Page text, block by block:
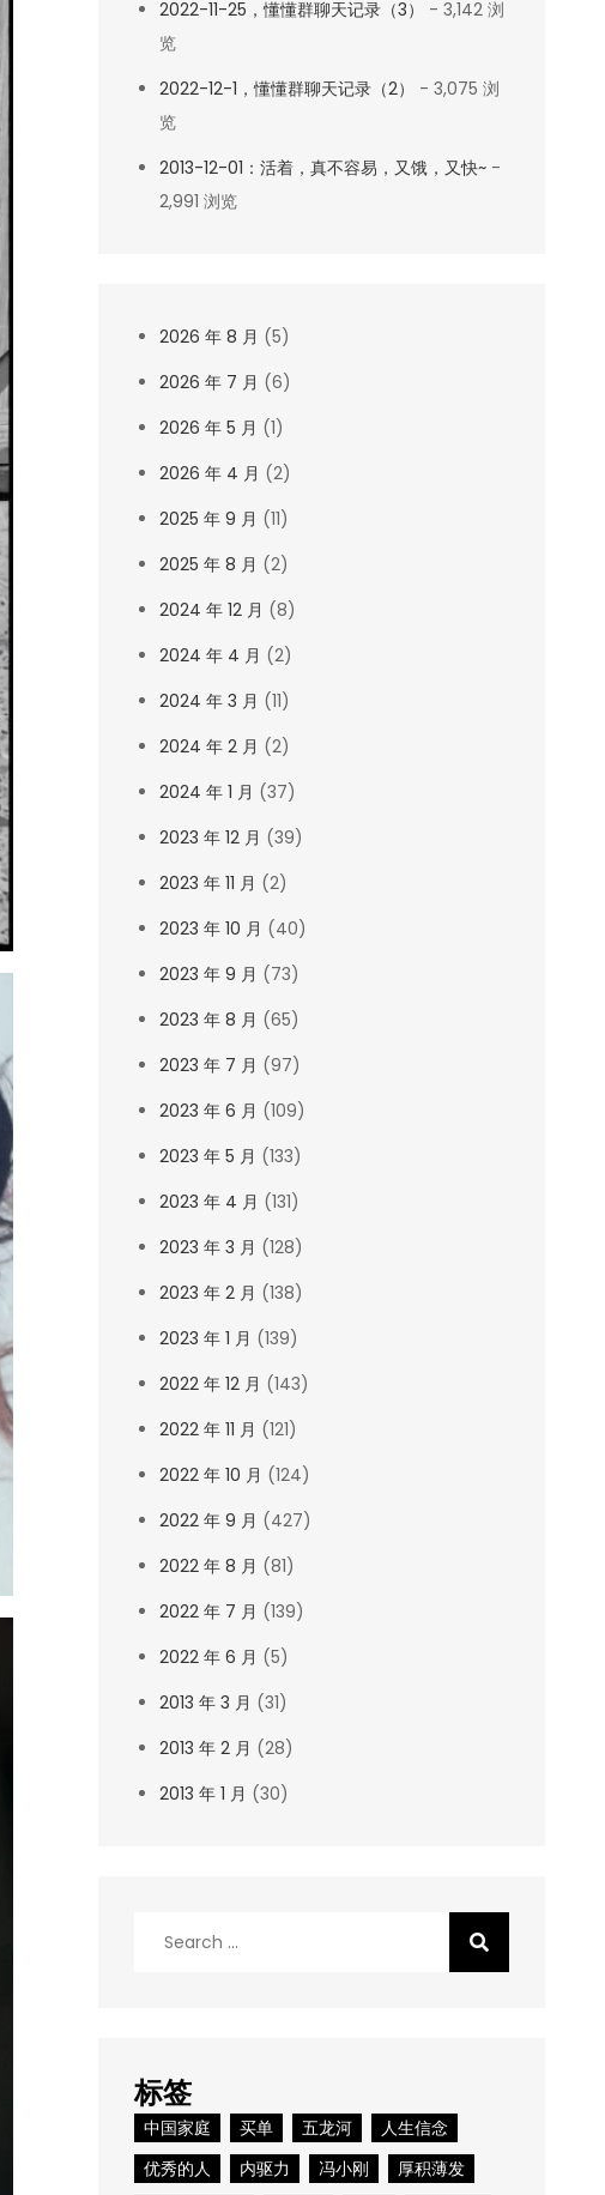
2022-11-25，懂懂群聊天记录（3）
- 3,142 浏
览
2022-12-1，懂懂群聊天记录（2）
- 3,075 浏
览
2013-12-01：活着，真不容易，又饿，又快~-
2,991 浏览
2026 年 8 月 (5)
2026 年 7 月 (6)
2026 年 5 月 (1)
2026 年 4 月 (2)
2025 年 9 月 (11)
2025 年 8 月 (2)
2024 年 12 月 (8)
2024 年 4 月 (2)
2024 年 3 月 (11)
2024 年 2 月 (2)
2024 年 1 月 (37)
2023 年 12 月 (39)
2023 年 11 月 (2)
2023 年 10 月 (40)
2023 年 9 月 (73)
2023 年 8 月 (65)
2023 年 7 月 (97)
2023 年 6 月 (109)
2023 年 5 月 (133)
2023 年 4 月 (131)
2023 年 3 月 (128)
2023 年 2 月 (138)
2023 年 1 月 (139)
2022 年 12 月 (143)
2022 年 11 月 (121)
2022 年 10 月 (124)
2022 年 9 月 (427)
2022 年 8 月 (81)
2022 年 7 月 (139)
2022 年 6 月 (5)
2013 年 3 月 (31)
2013 年 2 月 (28)
2013 年 1 月 (30)
标签
中国家庭 买单 五龙河
人生信念
优秀的人
内驱力 冯小刚
厚积薄发